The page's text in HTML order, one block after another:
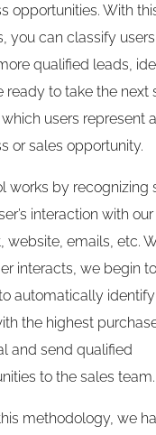
opportunities. With
you can classify
qualified leads,
ready to take the next
users represent a
or sales opportunity.
works by recognizing
interaction with our
website, emails, etc.
interacts, we begin
automatically
the highest
and send qualified
to the sales team.
methodology, we